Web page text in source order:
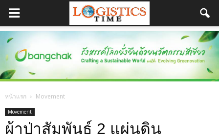
หน้าแรก Movement
Movement
ผ้าป่าสัมพันธ์ 2 แผ่นดิน